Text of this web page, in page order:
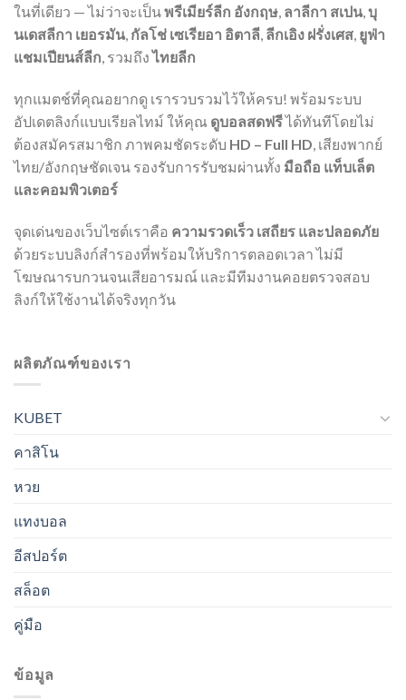
ในที่เดียว — ไม่ว่าจะเป็นพรีเมียร์ลีก อังกฤษ, ลาลีกา สเปน,บุ
นเดสลีกา เยอรมัน, กัลโช่ เซเรียอา อิตาลี, ลีกเอิง ฝรั่งเศส, ยูฟ่า
แชมเปียนส์ลีก, รวมถึงไทยลีก
ทุกแมตช์ที่คุณอยากดู เรารวบรวมไว้ให้ครบ! พร้อมระบบ
อัปเดตลิงก์แบบเรียลไทม์ ให้คุณ ดูบอลสดฟรีได้ทันทีโดยไม่
ต้องสมัครสมาชิก ภาพคมชัดระดับ HD – Full HD, เสียงพากย์
ไทย/อังกฤษชัดเจน รองรับการรับชมผ่านทั้ง มือถือ แท็บเล็ต
และคอมพิวเตอร์
จุดเด่นของเว็บไซต์เราคือ ความรวดเร็ว เสถียร และปลอดภัย
ด้วยระบบลิงก์สำรองที่พร้อมให้บริการตลอดเวลา ไม่มี
โฆษณารบกวนจนเสียอารมณ์ และมีทีมงานคอยตรวจสอบ
ลิงก์ให้ใช้งานได้จริงทุกวัน
ผลิตภัณฑ์ของเรา
KUBET
คาสิโน
หวย
แทงบอล
อีสปอร์ต
สล็อต
คู่มือ
ข้อมูล